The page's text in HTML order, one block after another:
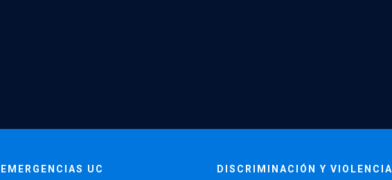
EMERGENCIAS UC DISCRIMINACIÓN Y VIOLENCIA